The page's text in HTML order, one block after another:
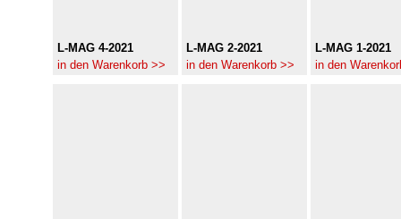
L-MAG 4-2021
in den Warenkorb >>
L-MAG 2-2021
in den Warenkorb >>
L-MAG 1-2021
in den